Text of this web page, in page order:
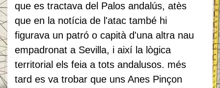
que es tractava del Palos andalús, atès
que en la notícia de l'atac també hi
figurava un patró o capità d'una altra nau
empadronat a Sevilla, i així la lògica
territorial els feia a tots andalusos. més
tard es va trobar que uns Anes Pinçon